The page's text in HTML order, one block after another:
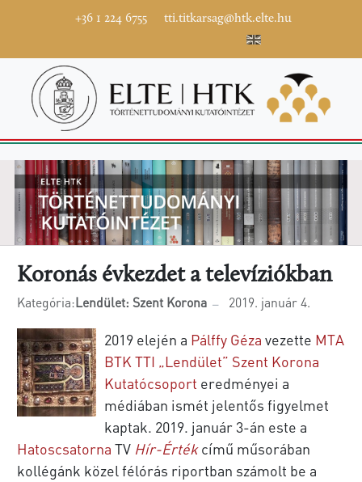
+36 1 224 6755 tti.titkarsag@htk.elte.hu
Koronás évkezdet a televíziókban
Kategória:Lendület: Szent Korona 2019. január 4.
2019 elején a Pálffy Géza vezette MTA
BTK TTI „Lendület” Szent Korona
Kutatócsoport eredményei a
médiában ismét jelentős figyelmet
kaptak. 2019. január 3-án este a
Hatoscsatorna TV Hír-Értékcímű műsorában
kollégánk közel félórás riportban számolt be a